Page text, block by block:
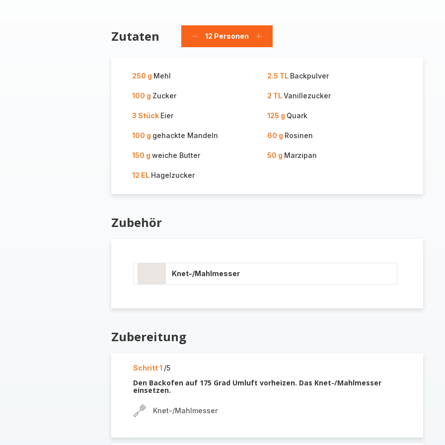
Zutaten
Personen
12 Personen
Personen
250 g Mehl 2.5 TL Backpulver
100 g Zucker 2 TLVanillezucker
3 Stück Eier 125 g Quark
100 g gehackte Mandeln 60 g Rosinen
150 g weiche Butter 50 g Marzipan
12 EL Hagelzucker
Zubehör
Knet-/Mahlmesser
Zubereitung
Schritt 1 /5
Den Backofen auf 175 Grad Umluft vorheizen. Das Knet-/Mahlmesser
einsetzen.
Knet-/Mahlmesser